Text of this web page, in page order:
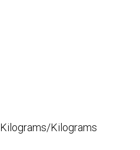
Kilograms/Kilograms